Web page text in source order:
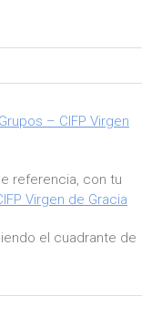
– CIFP Virgen
referencia, con tu
Virgen de Gracia
el cuadrante de